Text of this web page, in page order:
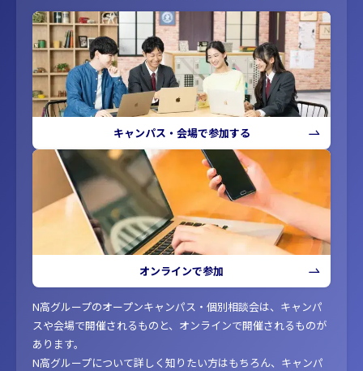
キャンパス・会場で参加する
オンラインで参加
N高グループのオープンキャンパス・個別相談会は、キャンパ
スや会場で開催されるものと、オンラインで開催されるものが
あります。
N高グループについて詳しく知りたい方はもちろん、キャンパ